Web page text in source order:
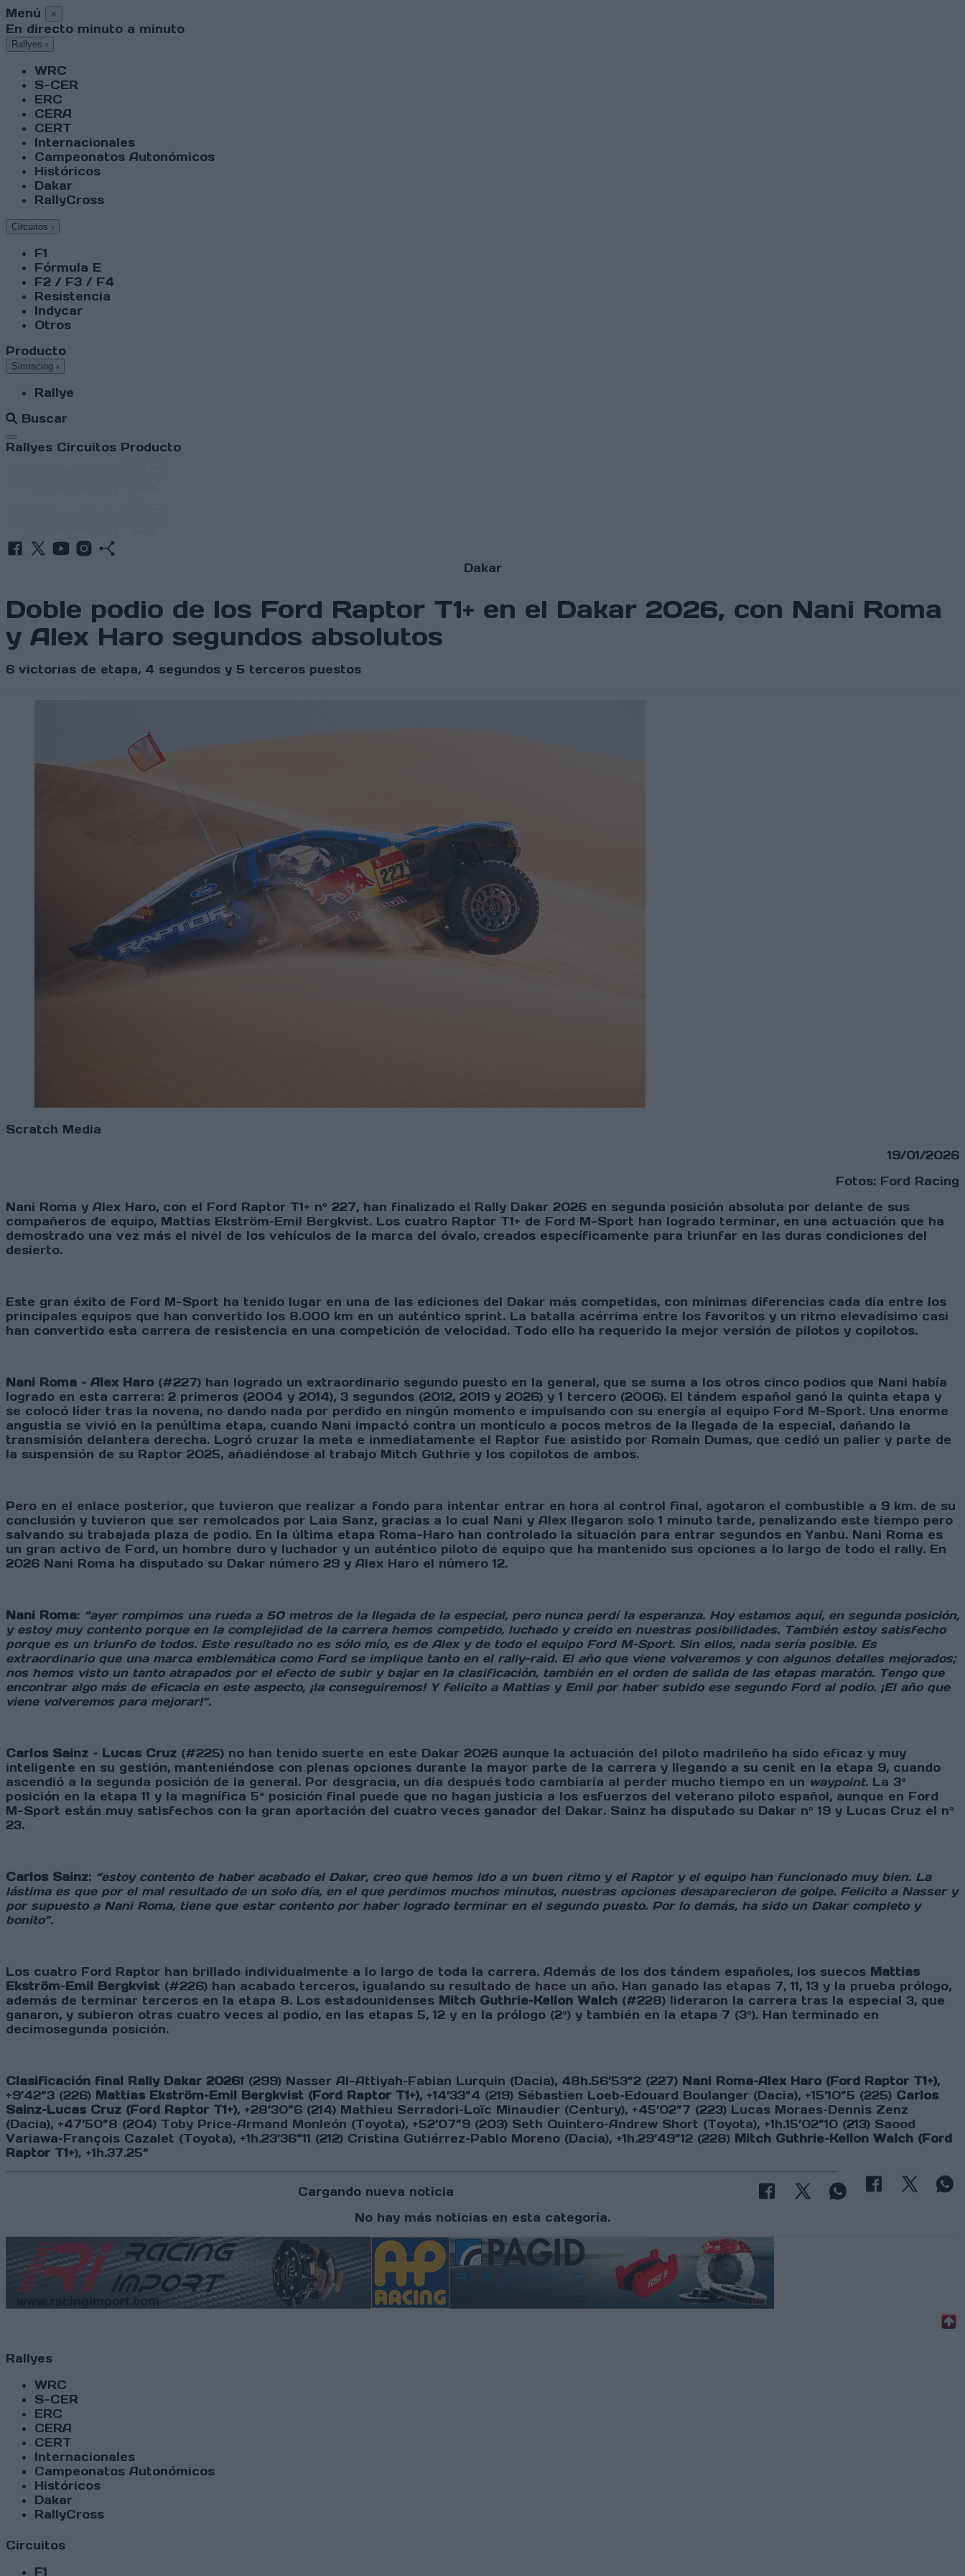
Menú ×
En directo minuto a minuto
Rallyes ›
WRC
S-CER
ERC
CERA
CERT
Internacionales
Campeonatos Autonómicos
Históricos
Dakar
RallyCross
Circuitos ›
F1
Fórmula E
F2 / F3 / F4
Resistencia
Indycar
Otros
Producto
Simracing ›
Rallye
Buscar
Abrir menú
Rallyes Circuitos Producto
Dakar
Doble podio de los Ford Raptor T1+ en el Dakar 2026, con Nani Roma
y Alex Haro segundos absolutos
6 victorias de etapa, 4 segundos y 5 terceros puestos
Scratch Media
19/01/2026
Fotos: Ford Racing
Nani Roma y Alex Haro, con el Ford Raptor T1+ nº 227, han finalizado el Rally Dakar 2026 en segunda posición absoluta por delante de sus
compañeros de equipo, Mattias Ekström–Emil Bergkvist. Los cuatro Raptor T1+ de Ford M-Sport han logrado terminar, en una actuación que ha
demostrado una vez más el nivel de los vehículos de la marca del óvalo, creados específicamente para triunfar en las duras condiciones del
desierto.
Este gran éxito de Ford M-Sport ha tenido lugar en una de las ediciones del Dakar más competidas, con mínimas diferencias cada día entre los
principales equipos que han convertido los 8.000 km en un auténtico sprint. La batalla acérrima entre los favoritos y un ritmo elevadísimo casi
han convertido esta carrera de resistencia en una competición de velocidad. Todo ello ha requerido la mejor versión de pilotos y copilotos.
Nani Roma – Alex Haro (#227) han logrado un extraordinario segundo puesto en la general, que se suma a los otros cinco podios que Nani había
logrado en esta carrera: 2 primeros (2004 y 2014), 3 segundos (2012, 2019 y 2026) y 1 tercero (2006). El tándem español ganó la quinta etapa y
se colocó líder tras la novena, no dando nada por perdido en ningún momento e impulsando con su energía al equipo Ford M-Sport. Una enorme
angustia se vivió en la penúltima etapa, cuando Nani impactó contra un montículo a pocos metros de la llegada de la especial, dañando la
transmisión delantera derecha. Logró cruzar la meta e inmediatamente el Raptor fue asistido por Romain Dumas, que cedió un palier y parte de
la suspensión de su Raptor 2025, añadiéndose al trabajo Mitch Guthrie y los copilotos de ambos.
Pero en el enlace posterior, que tuvieron que realizar a fondo para intentar entrar en hora al control final, agotaron el combustible a 9 km. de su
conclusión y tuvieron que ser remolcados por Laia Sanz, gracias a lo cual Nani y Alex llegaron solo 1 minuto tarde, penalizando este tiempo pero
salvando su trabajada plaza de podio. En la última etapa Roma-Haro han controlado la situación para entrar segundos en Yanbu. Nani Roma es
un gran activo de Ford, un hombre duro y luchador y un auténtico piloto de equipo que ha mantenido sus opciones a lo largo de todo el rally. En
2026 Nani Roma ha disputado su Dakar número 29 y Alex Haro el número 12.
Nani Roma: “ayer rompimos una rueda a 50 metros de la llegada de la especial, pero nunca perdí la esperanza. Hoy estamos aquí, en segunda posición,
y estoy muy contento porque en la complejidad de la carrera hemos competido, luchado y creído en nuestras posibilidades. También estoy satisfecho
porque es un triunfo de todos. Este resultado no es sólo mío, es de Alex y de todo el equipo Ford M-Sport. Sin ellos, nada sería posible. Es
extraordinario que una marca emblemática como Ford se implique tanto en el rally-raid. El año que viene volveremos y con algunos detalles mejorados;
nos hemos visto un tanto atrapados por el efecto de subir y bajar en la clasificación, también en el orden de salida de las etapas maratón. Tengo que
encontrar algo más de eficacia en este aspecto, ¡la conseguiremos! Y felicito a Mattias y Emil por haber subido ese segundo Ford al podio. ¡El año que
viene volveremos para mejorar!”.
Carlos Sainz – Lucas Cruz (#225) no han tenido suerte en este Dakar 2026 aunque la actuación del piloto madrileño ha sido eficaz y muy
inteligente en su gestión, manteniéndose con plenas opciones durante la mayor parte de la carrera y llegando a su cenit en la etapa 9, cuando
ascendió a la segunda posición de la general. Por desgracia, un día después todo cambiaría al perder mucho tiempo en un waypoint. La 3ª
posición en la etapa 11 y la magnífica 5ª posición final puede que no hagan justicia a los esfuerzos del veterano piloto español, aunque en Ford
M-Sport están muy satisfechos con la gran aportación del cuatro veces ganador del Dakar. Sainz ha disputado su Dakar nº 19 y Lucas Cruz el nº
23.
Carlos Sainz: “estoy contento de haber acabado el Dakar, creo que hemos ido a un buen ritmo y el Raptor y el equipo han funcionado muy bien. La
lástima es que por el mal resultado de un solo día, en el que perdimos muchos minutos, nuestras opciones desaparecieron de golpe. Felicito a Nasser y
por supuesto a Nani Roma, tiene que estar contento por haber logrado terminar en el segundo puesto. Por lo demás, ha sido un Dakar completo y
bonito”.
Los cuatro Ford Raptor han brillado individualmente a lo largo de toda la carrera. Además de los dos tándem españoles, los suecos Mattias
Ekström–Emil Bergkvist (#226) han acabado terceros, igualando su resultado de hace un año. Han ganado las etapas 7, 11, 13 y la prueba prólogo,
además de terminar terceros en la etapa 8. Los estadounidenses Mitch Guthrie–Kellon Walch (#228) lideraron la carrera tras la especial 3, que
ganaron, y subieron otras cuatro veces al podio, en las etapas 5, 12 y en la prólogo (2º) y también en la etapa 7 (3º). Han terminado en
decimosegunda posición.
Clasificación final Rally Dakar 20261 (299) Nasser Al-Attiyah–Fabian Lurquin (Dacia), 48h.56’53”2 (227) Nani Roma–Alex Haro (Ford Raptor T1+),
+9’42”3 (226) Mattias Ekström–Emil Bergkvist (Ford Raptor T1+), +14’33”4 (219) Sébastien Loeb–Edouard Boulanger (Dacia), +15’10”5 (225) Carlos
Sainz–Lucas Cruz (Ford Raptor T1+), +28’30”6 (214) Mathieu Serradori–Loïc Minaudier (Century), +45’02”7 (223) Lucas Moraes–Dennis Zenz
(Dacia), +47’50”8 (204) Toby Price–Armand Monleón (Toyota), +52’07”9 (203) Seth Quintero–Andrew Short (Toyota), +1h.15’02”10 (213) Saood
Variawa–François Cazalet (Toyota), +1h.23’36”11 (212) Cristina Gutiérrez–Pablo Moreno (Dacia), +1h.29’49”12 (228) Mitch Guthrie–Kellon Walch (Ford
Raptor T1+), +1h.37.25”
Cargando nueva noticia
No hay más noticias en esta categoría.
Rallyes
WRC
S-CER
ERC
CERA
CERT
Internacionales
Campeonatos Autonómicos
Históricos
Dakar
RallyCross
Circuitos
F1